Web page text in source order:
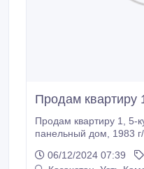
Продам квартиру
Продам квартиру 1, 5-ку, 5/5, на ул.
панельный дом, 1983 г/ п (район маг. «Ивушка»).
Окна выходят на юго-
06/12/2024 07:39